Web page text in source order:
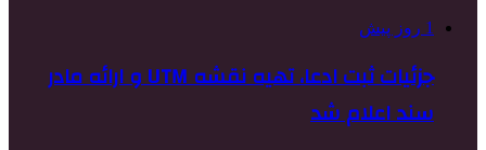
1 روز پیش
جزئیات ثبت ادعا، تهیه نقشه UTM و ارائه مادر
سند اعلام شد